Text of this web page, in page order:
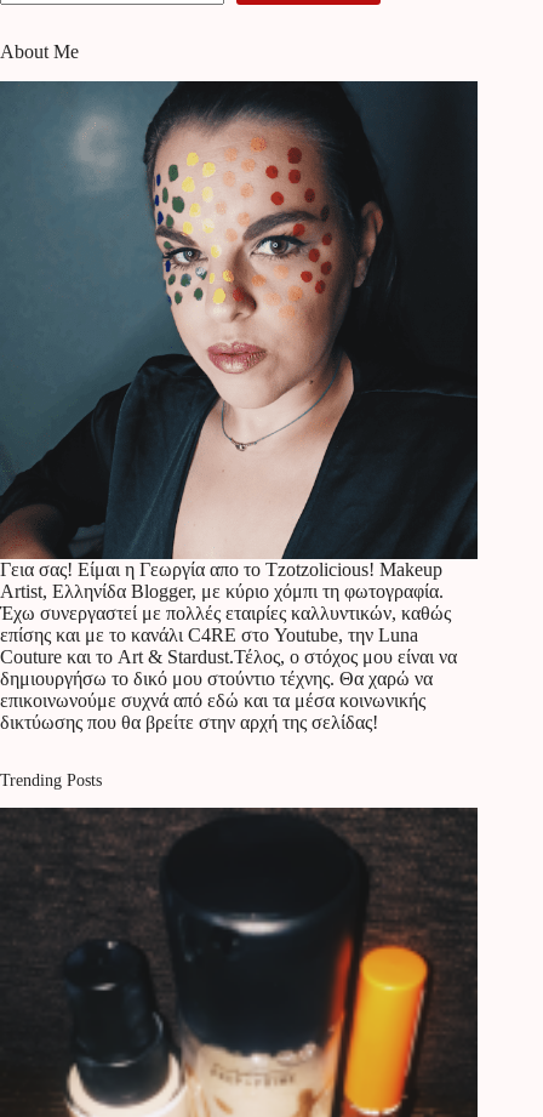
About Me
Γεια σας! Είμαι η Γεωργία απο το Tzotzolicious! Makeup
Artist, Ελληνίδα Blogger, με κύριο χόμπι τη φωτογραφία.
Έχω συνεργαστεί με πολλές εταιρίες καλλυντικών, καθώς
επίσης και με το κανάλι C4RE στο Youtube, την Luna
Couture και το Art & Stardust.Τέλος, ο στόχος μου είναι να
δημιουργήσω το δικό μου στούντιο τέχνης. Θα χαρώ να
επικοινωνούμε συχνά από εδώ και τα μέσα κοινωνικής
δικτύωσης που θα βρείτε στην αρχή της σελίδας!
Trending Posts